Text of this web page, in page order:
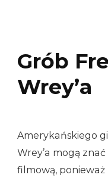
Grób
Wrey’a
Amerykańskiego
Wrey’a mogą
filmową,